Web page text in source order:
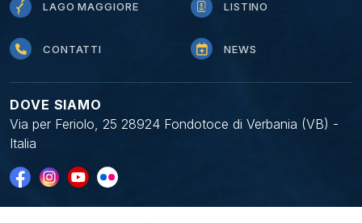
LAGO MAGGIORE LISTINO
CONTATTI NEWS
DOVE SIAMO
Via per Feriolo, 25 28924 Fondotoce di Verbania (VB) -
Italia